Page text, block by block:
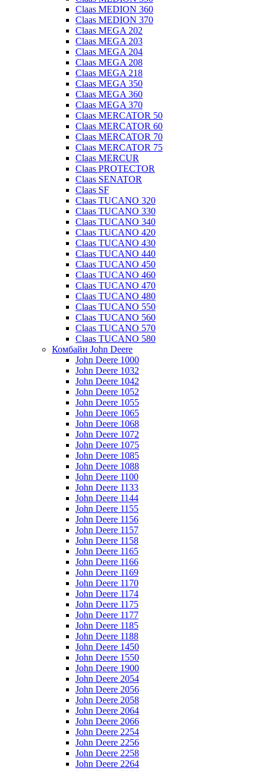
Claas MEDION 360
Claas MEDION 370
Claas MEGA 202
Claas MEGA 203
Claas MEGA 204
Claas MEGA 208
Claas MEGA 218
Claas MEGA 350
Claas MEGA 360
Claas MEGA 370
Claas MERCATOR 50
Claas MERCATOR 60
Claas MERCATOR 70
Claas MERCATOR 75
Claas MERCUR
Claas PROTECTOR
Claas SENATOR
Claas SF
Claas TUCANO 320
Claas TUCANO 330
Claas TUCANO 340
Claas TUCANO 420
Claas TUCANO 430
Claas TUCANO 440
Claas TUCANO 450
Claas TUCANO 460
Claas TUCANO 470
Claas TUCANO 480
Claas TUCANO 550
Claas TUCANO 560
Claas TUCANO 570
Claas TUCANO 580
Комбайн John Deere
John Deere 1000
John Deere 1032
John Deere 1042
John Deere 1052
John Deere 1055
John Deere 1065
John Deere 1068
John Deere 1072
John Deere 1075
John Deere 1085
John Deere 1088
John Deere 1100
John Deere 1133
John Deere 1144
John Deere 1155
John Deere 1156
John Deere 1157
John Deere 1158
John Deere 1165
John Deere 1166
John Deere 1169
John Deere 1170
John Deere 1174
John Deere 1175
John Deere 1177
John Deere 1185
John Deere 1188
John Deere 1450
John Deere 1550
John Deere 1900
John Deere 2054
John Deere 2056
John Deere 2058
John Deere 2064
John Deere 2066
John Deere 2254
John Deere 2256
John Deere 2258
John Deere 2264